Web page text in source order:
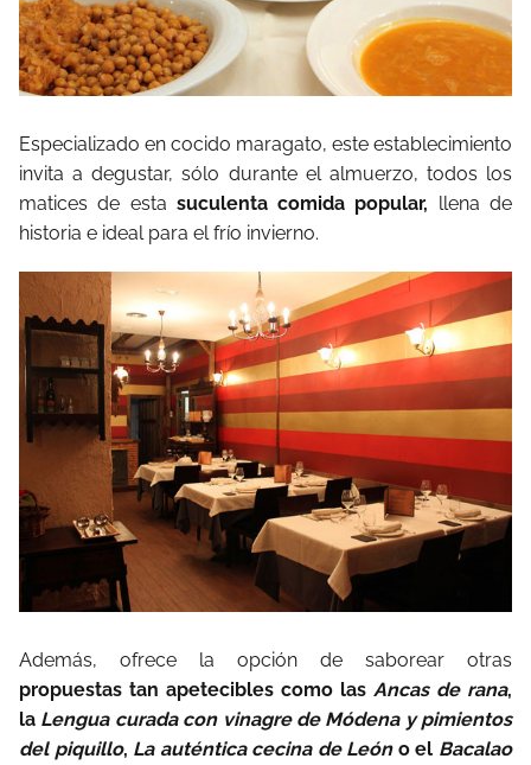
Especializado en cocido maragato, este establecimiento
invita a degustar, sólo durante el almuerzo, todos los
matices de esta suculenta comida popular, llena de
historia e ideal para el frío invierno.
Además, ofrece la opción de saborear otras
propuestas tan apetecibles como las Ancas de rana,
la Lengua curada con vinagre de Módena y pimientos
del piquillo, La auténtica cecina de Leóno el Bacalao